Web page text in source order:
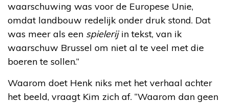
waarschuwing was voor de Europese Unie,
omdat landbouw redelijk onder druk stond. Dat
was meer als een spielerijin tekst, van ik
waarschuw Brussel om niet al te veel met die
boeren te sollen.”
Waarom doet Henk niks met het verhaal achter
het beeld, vraagt Kim zich af. “Waarom dan geen